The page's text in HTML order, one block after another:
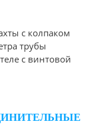
с колпаком
трубы
с винтовой